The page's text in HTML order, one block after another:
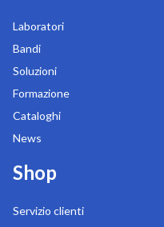
Laboratori
Bandi
Soluzioni
Formazione
Cataloghi
News
Shop
Servizio clienti